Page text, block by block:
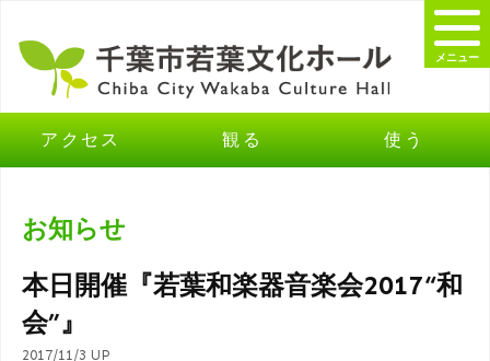
アクセス 観る 使う
メニュー
お知らせ
本日開催『若葉和楽器音楽会2017“和
会”』
2017/11/3 UP